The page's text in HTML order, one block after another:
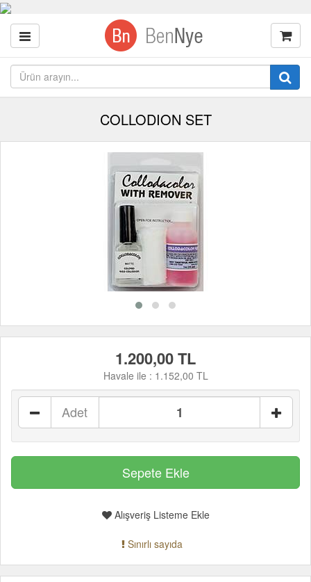
COLLODION SET
1.200,00 TL
Havale ile : 1.152,00 TL
Adet
Alışveriş Listeme Ekle
Sınırlı sayıda